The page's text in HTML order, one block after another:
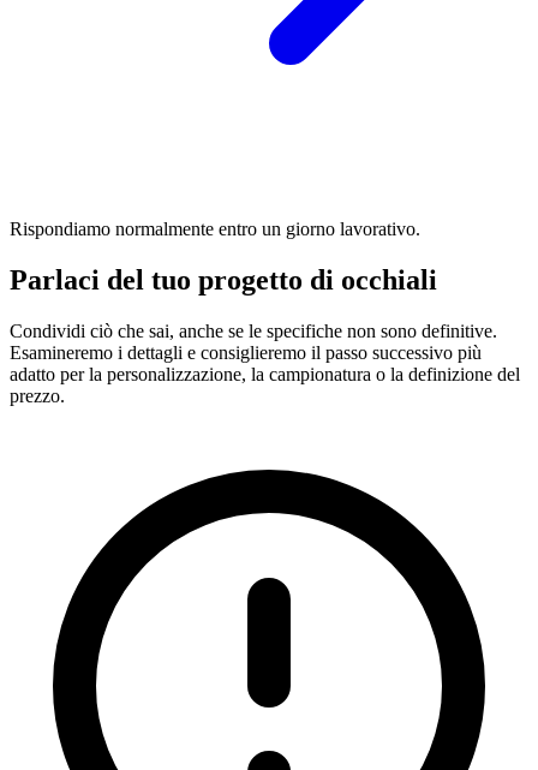
Rispondiamo normalmente entro un giorno lavorativo.
Parlaci del tuo progetto di occhiali
Condividi ciò che sai, anche se le specifiche non sono definitive.
Esamineremo i dettagli e consiglieremo il passo successivo più
adatto per la personalizzazione, la campionatura o la definizione del
prezzo.